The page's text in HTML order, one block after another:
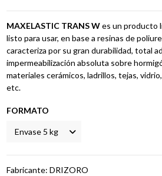
MAXELASTIC TRANS Wes un producto
listo para usar, en base a resinas de
caracteriza por su gran durabilidad, total
impermeabilización absoluta sobre
materiales cerámicos, ladrillos, tejas,
etc.
FORMATO
Fabricante: DRIZORO